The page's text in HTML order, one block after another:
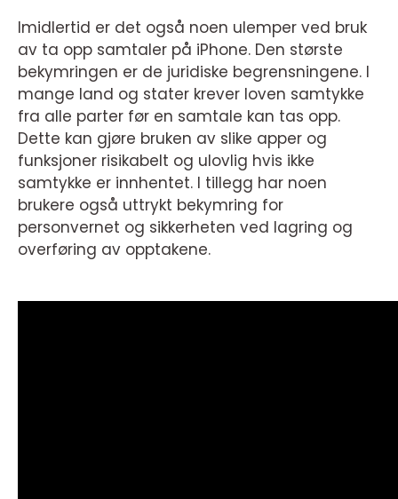
Imidlertid er det også noen ulemper ved bruk
av ta opp samtaler på iPhone. Den største
bekymringen er de juridiske begrensningene. I
mange land og stater krever loven samtykke
fra alle parter før en samtale kan tas opp.
Dette kan gjøre bruken av slike apper og
funksjoner risikabelt og ulovlig hvis ikke
samtykke er innhentet. I tillegg har noen
brukere også uttrykt bekymring for
personvernet og sikkerheten ved lagring og
overføring av opptakene.